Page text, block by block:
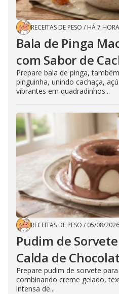
RECEITAS DE PESO / HÁ 7
Bala de Pinga
com Sabor de
Prepare bala de pinga,
pinguinha, unindo cachaça,
vibrantes em quadradinhos...
RECEITAS DE PESO / 05/08/2026
Pudim de
Calda de
Prepare pudim de sorvete
combinando creme gelado,
intensa de...